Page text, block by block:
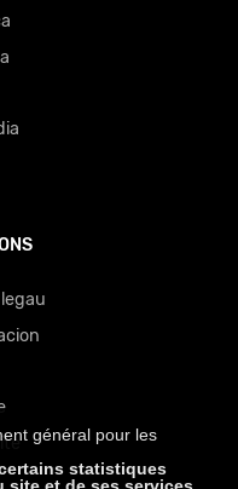
général pour les
statistiques